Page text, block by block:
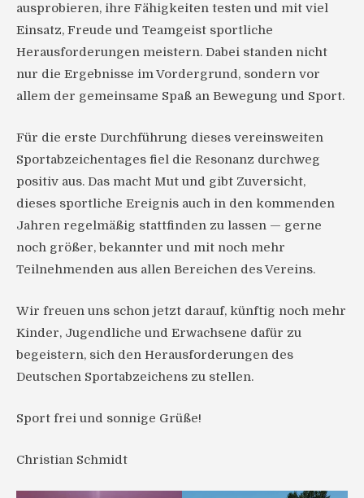
ausprobieren, ihre Fähigkeiten testen und mit viel
Einsatz, Freude und Teamgeist sportliche
Herausforderungen meistern. Dabei standen nicht
nur die Ergebnisse im Vordergrund, sondern vor
allem der gemeinsame Spaß an Bewegung und Sport.
Für die erste Durchführung dieses vereinsweiten
Sportabzeichentages fiel die Resonanz durchweg
positiv aus. Das macht Mut und gibt Zuversicht,
dieses sportliche Ereignis auch in den kommenden
Jahren regelmäßig stattfinden zu lassen — gerne
noch größer, bekannter und mit noch mehr
Teilnehmenden aus allen Bereichen des Vereins.
Wir freuen uns schon jetzt darauf, künftig noch mehr
Kinder, Jugendliche und Erwachsene dafür zu
begeistern, sich den Herausforderungen des
Deutschen Sportabzeichens zu stellen.
Sport frei und sonnige Grüße!
Christian Schmidt